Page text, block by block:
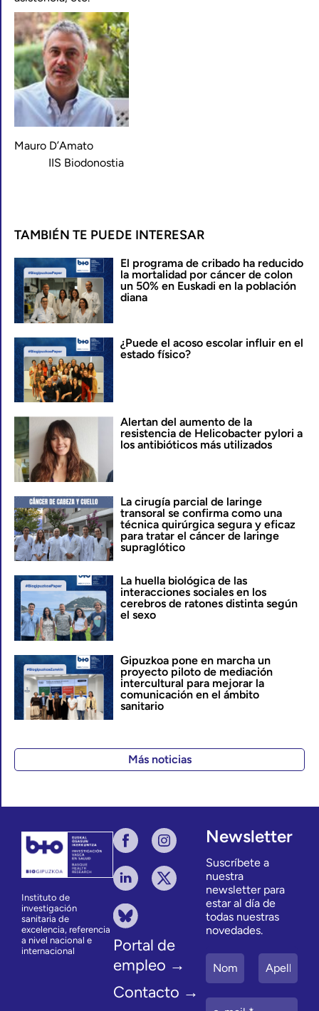
Mauro D’Amato
IIS Biodonostia
TAMBIÉN TE PUEDE INTERESAR
El programa de cribado ha reducido
la mortalidad por cáncer de colon
un 50% en Euskadi en la población
diana
¿Puede el acoso escolar influir en el
estado físico?
Alertan del aumento de la
resistencia de Helicobacter pylori a
los antibióticos más utilizados
La cirugía parcial de laringe
transoral se confirma como una
técnica quirúrgica segura y eficaz
para tratar el cáncer de laringe
supraglótico
La huella biológica de las
interacciones sociales en los
cerebros de ratones distinta según
el sexo
Gipuzkoa pone en marcha un
proyecto piloto de mediación
intercultural para mejorar la
comunicación en el ámbito
sanitario
Más noticias
Instituto de
investigación
sanitaria de
excelencia, referencia
a nivel nacional e
internacional
Portal de
empleo →
Contacto →
Newsletter
Suscríbete a
nuestra
newsletter para
estar al día de
todas nuestras
novedades.